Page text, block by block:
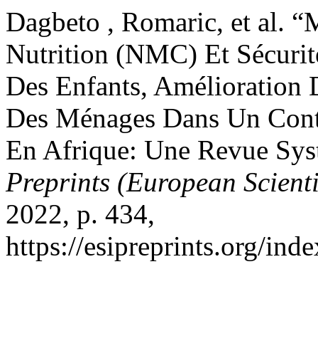
Dagbeto , Romaric, et al.
Nutrition (NMC) Et
Des Enfants, Amélioration
Des Ménages Dans Un
En Afrique: Une Revue
Preprints (European
2022, p. 434,
https://esipreprints.org/